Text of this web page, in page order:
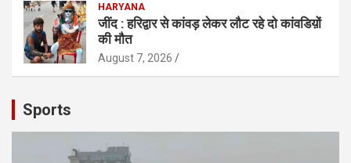
HARYANA
जींद : हरिद्वार से कांवड़ लेकर लौट रहे दो कांवडिय़ों
की मौत
August 7, 2026
Sports